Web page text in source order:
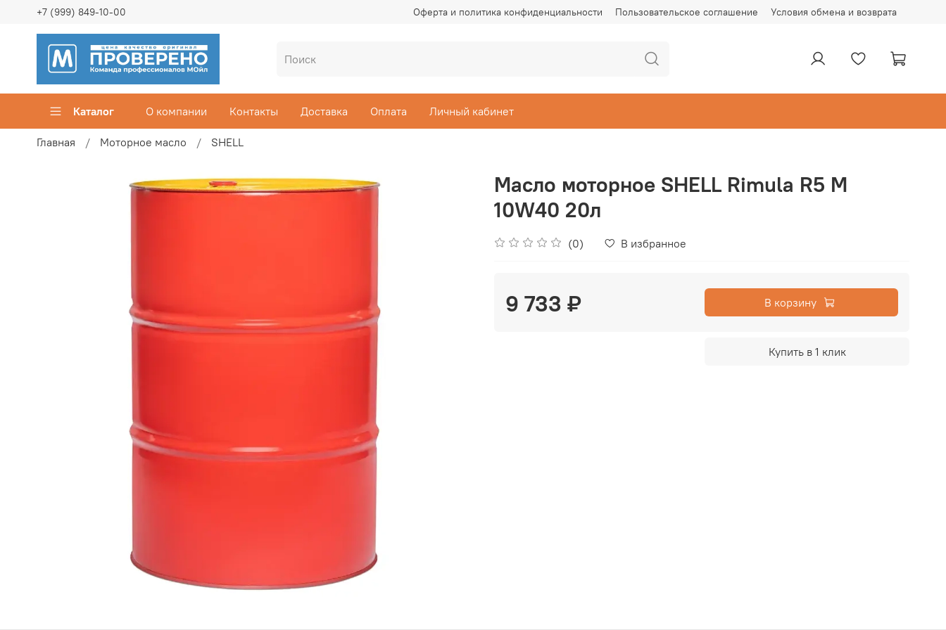
Оферта и политика конфиденциальности Пользовательское соглашение Условия обмена и возврата
+7 (999) 849-10-00
Каталог О компании Контакты Доставка Оплата Личный кабинет
Главная Моторное масло SHELL
Масло моторное SHELL Rimula R5 М
10W40 20л
(0) В избранное
9 733 ₽ В корзину
Купить в 1 клик